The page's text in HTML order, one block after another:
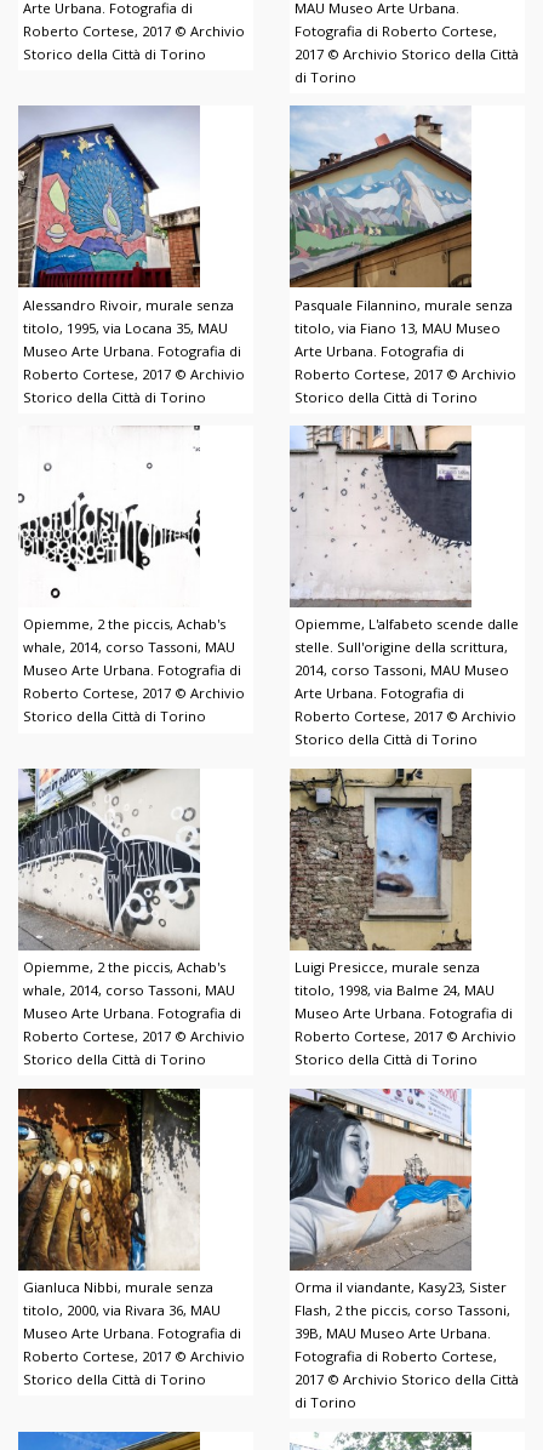
Arte Urbana. Fotografia di
Roberto Cortese, 2017 © Archivio
Storico della Città di Torino
MAU Museo Arte Urbana.
Fotografia di Roberto Cortese,
2017 © Archivio Storico della Città
di Torino
Alessandro Rivoir, murale senza
titolo, 1995, via Locana 35, MAU
Museo Arte Urbana. Fotografia di
Roberto Cortese, 2017 © Archivio
Storico della Città di Torino
Pasquale Filannino, murale senza
titolo, via Fiano 13, MAU Museo
Arte Urbana. Fotografia di
Roberto Cortese, 2017 © Archivio
Storico della Città di Torino
Opiemme, 2 the piccis, Achab's
whale, 2014, corso Tassoni, MAU
Museo Arte Urbana. Fotografia di
Roberto Cortese, 2017 © Archivio
Storico della Città di Torino
Opiemme, L'alfabeto scende dalle
stelle. Sull'origine della scrittura,
2014, corso Tassoni, MAU Museo
Arte Urbana. Fotografia di
Roberto Cortese, 2017 © Archivio
Storico della Città di Torino
Opiemme, 2 the piccis, Achab's
whale, 2014, corso Tassoni, MAU
Museo Arte Urbana. Fotografia di
Roberto Cortese, 2017 © Archivio
Storico della Città di Torino
Luigi Presicce, murale senza
titolo, 1998, via Balme 24, MAU
Museo Arte Urbana. Fotografia di
Roberto Cortese, 2017 © Archivio
Storico della Città di Torino
Gianluca Nibbi, murale senza
titolo, 2000, via Rivara 36, MAU
Museo Arte Urbana. Fotografia di
Roberto Cortese, 2017 © Archivio
Storico della Città di Torino
Orma il viandante, Kasy23, Sister
Flash, 2 the piccis, corso Tassoni,
39B, MAU Museo Arte Urbana.
Fotografia di Roberto Cortese,
2017 © Archivio Storico della Città
di Torino